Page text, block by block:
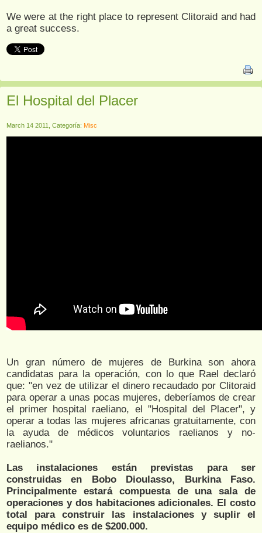
We were at the right place to represent Clitoraid and had
a great success.
El Hospital del Placer
March 14 2011, Categoría: Misc
Un gran número de mujeres de Burkina son ahora
candidatas para la operación, con lo que Rael declaró
que: "en vez de utilizar el dinero recaudado por Clitoraid
para operar a unas pocas mujeres, deberíamos de crear
el primer hospital raeliano, el "Hospital del Placer", y
operar a todas las mujeres africanas gratuitamente, con
la ayuda de médicos voluntarios raelianos y no-
raelianos."
Las instalaciones están previstas para ser
construidas en Bobo Dioulasso, Burkina Faso.
Principalmente estará compuesta de una sala de
operaciones y dos habitaciones adicionales. El costo
total para construir las instalaciones y suplir el
equipo médico es de $200.000.